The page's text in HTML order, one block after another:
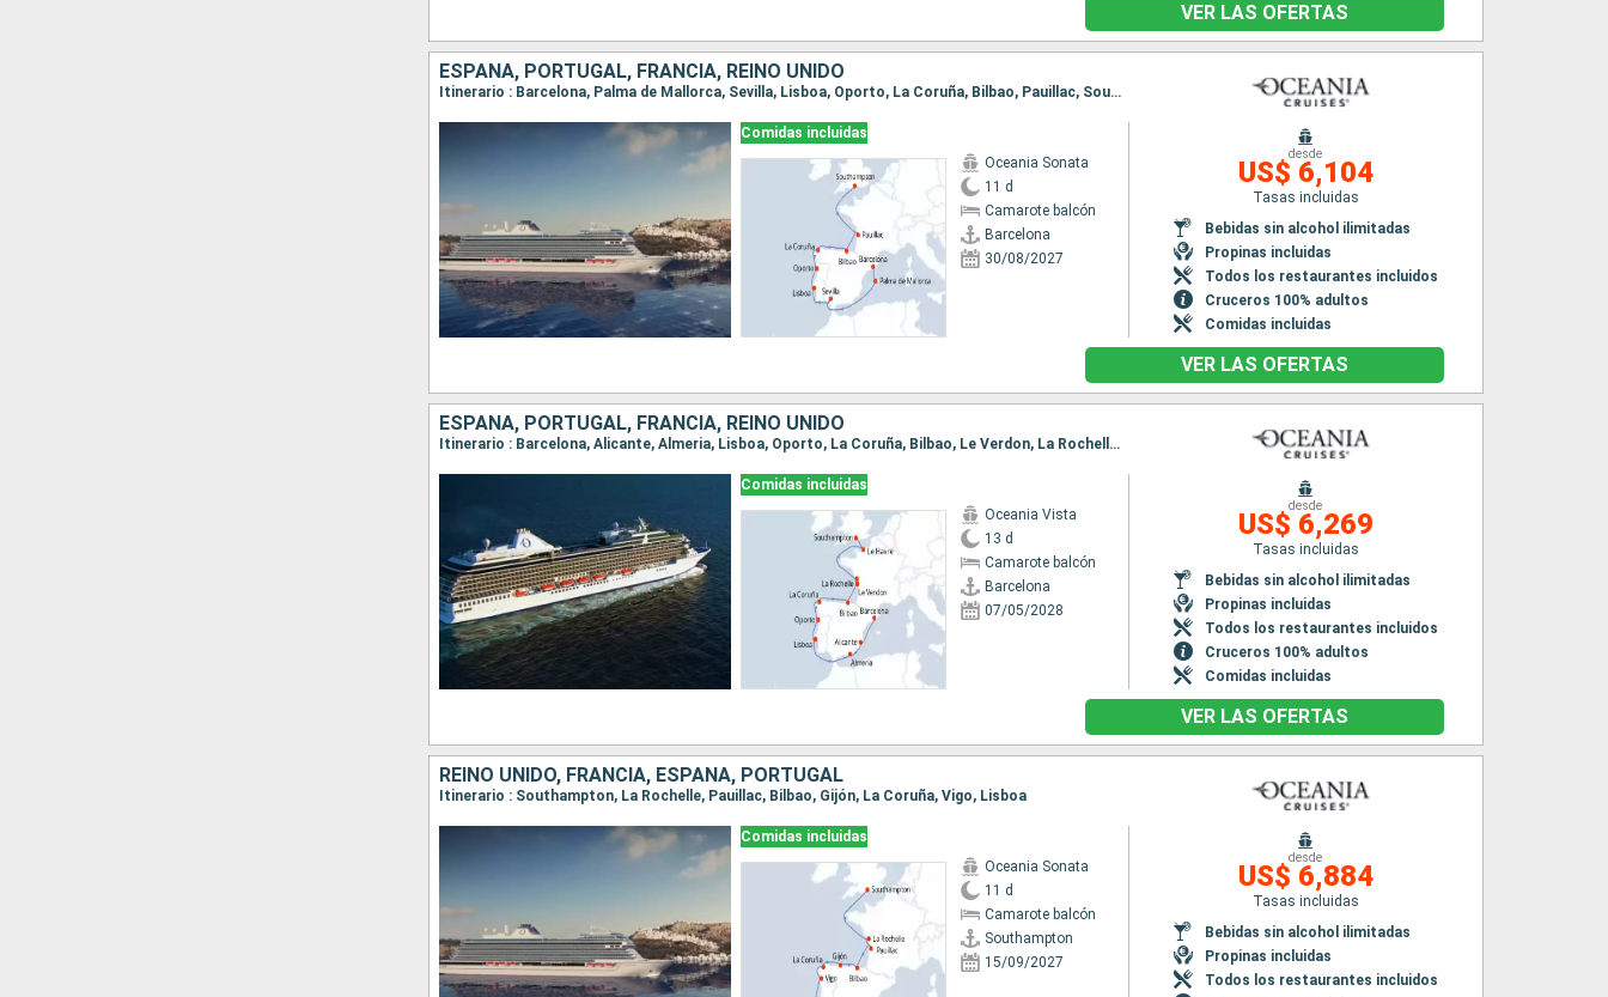
VER LAS OFERTAS
ESPAÑA, PORTUGAL, FRANCIA, REINO UNIDO
Itinerario : Barcelona, Palma de Mallorca, Sevilla, Lisboa, Oporto, La Coruña, Bilbao, Pauillac, Southampton
Comidas incluidas
Oceania Sonata
11 d
Camarote balcón
Barcelona
30/08/2027
desde
US$ 6,104
Tasas incluidas
Bebidas sin alcohol ilimitadas
Propinas incluidas
Todos los restaurantes incluidos
Cruceros 100% adultos
Comidas incluidas
VER LAS OFERTAS
ESPAÑA, PORTUGAL, FRANCIA, REINO UNIDO
Itinerario : Barcelona, Alicante, Almeria, Lisboa, Oporto, La Coruña, Bilbao, Le Verdon, La Rochelle, Le Havre, Southampton
Comidas incluidas
Oceania Vista
13 d
Camarote balcón
Barcelona
07/05/2028
desde
US$ 6,269
Tasas incluidas
Bebidas sin alcohol ilimitadas
Propinas incluidas
Todos los restaurantes incluidos
Cruceros 100% adultos
Comidas incluidas
VER LAS OFERTAS
REINO UNIDO, FRANCIA, ESPAÑA, PORTUGAL
Itinerario : Southampton, La Rochelle, Pauillac, Bilbao, Gijón, La Coruña, Vigo, Lisboa
Comidas incluidas
Oceania Sonata
11 d
Camarote balcón
Southampton
15/09/2027
desde
US$ 6,884
Tasas incluidas
Bebidas sin alcohol ilimitadas
Propinas incluidas
Todos los restaurantes incluidos